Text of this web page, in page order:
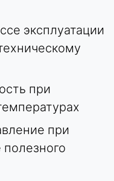
эксплуатации
при
при